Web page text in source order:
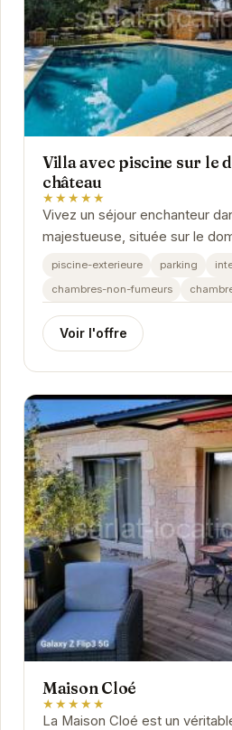
Villa avec piscine sur le
château
★★★★★
Vivez un séjour enchanteur
majestueuse, située sur le
Profitez de la piscine privée,
piscine-exterieure parking
chambres-non-fumeurs
Voir l'offre
Maison Cloé
★★★★★
La Maison Cloé est un